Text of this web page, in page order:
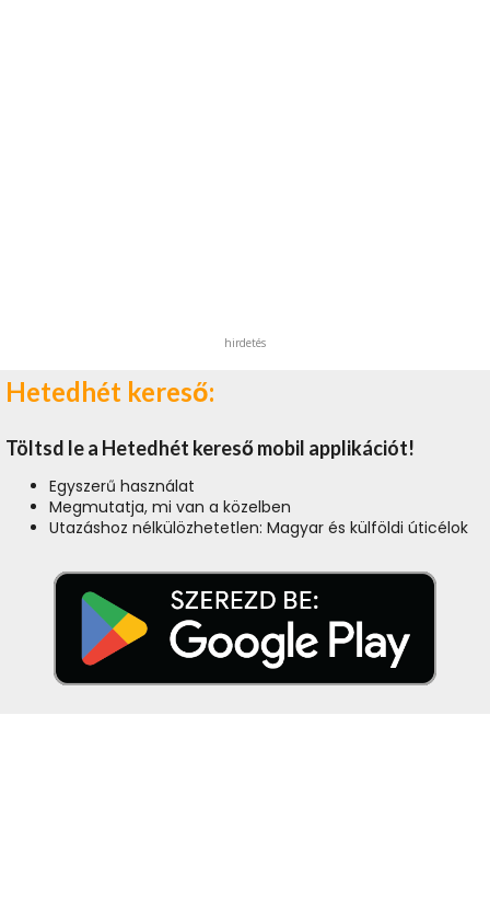
hirdetés
Hetedhét kereső:
Töltsd le a Hetedhét kereső mobil applikációt!
Egyszerű használat
Megmutatja, mi van a közelben
Utazáshoz nélkülözhetetlen: Magyar és külföldi úticélok